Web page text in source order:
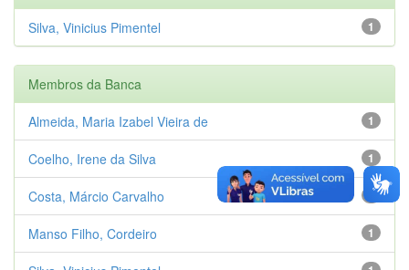
1
Silva, Vinicius Pimentel
Membros da Banca
1
Almeida, Maria Izabel Vieira de
1
Coelho, Irene da Silva
1
Costa, Márcio Carvalho
1
Manso Filho, Cordeiro